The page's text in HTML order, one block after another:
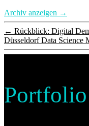
Archiv anzeigen →
← Rückblick: Digital
Düsseldorf Data Science
Portfolio